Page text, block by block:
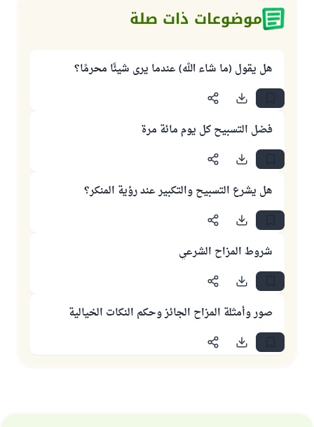
موضوعات ذات صلة
هل يقول (ما شاء الله) عندما يرى شيئًا محرمًا؟
فضل التسبيح كل يوم مائة مرة
هل يشرع التسبيح والتكبير عند رؤية المنكر؟
شروط المزاح الشرعي
صور وأمثلة المزاح الجائز وحكم النكات الخيالية